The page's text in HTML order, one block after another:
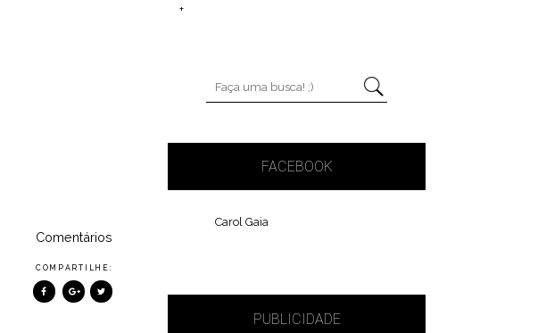
Comentários
COMPARTILHE:
+
FACEBOOK
Carol Gaia
PUBLICIDADE